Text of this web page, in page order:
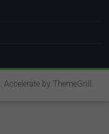
Accelerate by ThemeGrill .